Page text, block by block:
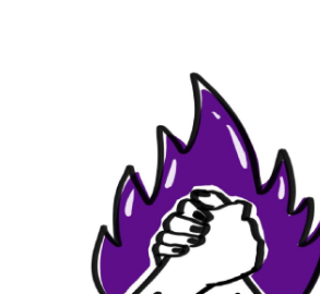
RENCONTRES
SECONDES
CHANCES